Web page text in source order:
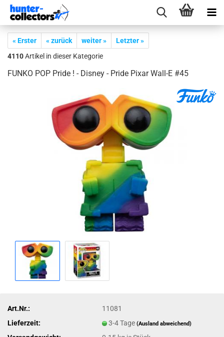
« Erster « zurück weiter »
Letzter »
4110Artikel in dieser Kategorie
FUNKO POP Pride ! - Dis­ney - Pride Pixar Wall-​E #45
Art.Nr.:
11081
Lieferzeit:
3-4 Tage(Ausland abweichend)